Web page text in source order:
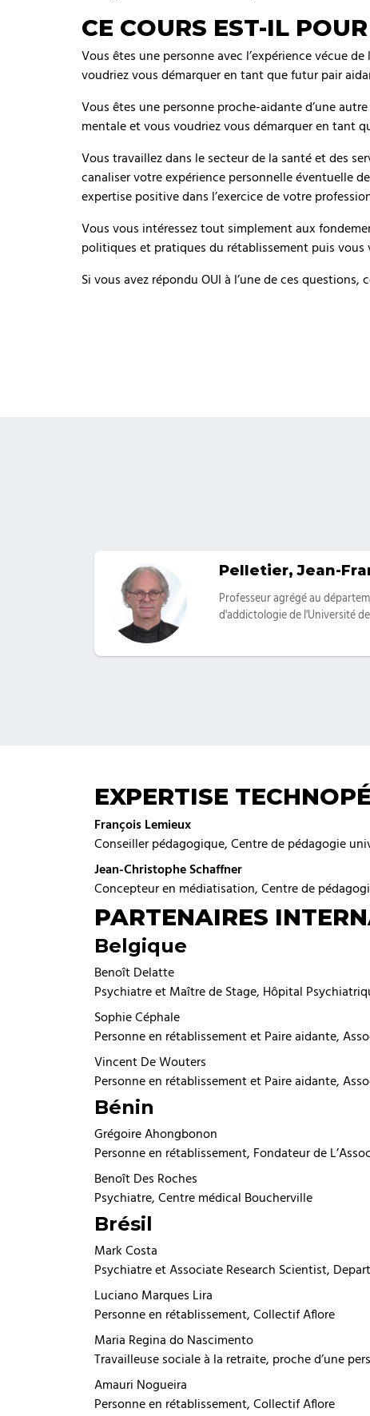
CE COURS EST-IL
Vous êtes une personne avec l’expérience vécue
voudriez vous démarquer en tant que futur pair
Vous êtes une personne proche-aidante d’une
mentale et vous voudriez vous démarquer en tant
Vous travaillez dans le secteur de la santé et des
canaliser votre expérience personnelle éventuelle
expertise positive dans l’exercice de votre
Vous vous intéressez tout simplement aux
politiques et pratiques du rétablissement puis vous
Si vous avez répondu OUI à l’une de ces questions,
Pelletier, Jean-
Categories
Professeur agrégé au
d'addictologie de l'Université
EXPERTISE
François Lemieux
Conseiller pédagogique, Centre de pédagogie
Jean-Christophe Schaffner
Concepteur en médiatisation, Centre de
PARTENAIRES
Belgique
Benoît Delatte
Psychiatre et Maître de Stage, Hôpital
Sophie Céphale
Personne en rétablissement et Paire aidante,
Vincent De Wouters
Personne en rétablissement et Paire aidante,
Bénin
Grégoire Ahongbonon
Personne en rétablissement, Fondateur de
Benoît Des Roches
Psychiatre, Centre médical Boucherville
Brésil
Mark Costa
Psychiatre et Associate Research Scientist,
Luciano Marques Lira
Personne en rétablissement, Collectif Aflore
Maria Regina do Nascimento
Travailleuse sociale à la retraite, proche d’une
Amauri Nogueira
Personne en rétablissement, Collectif Aflore